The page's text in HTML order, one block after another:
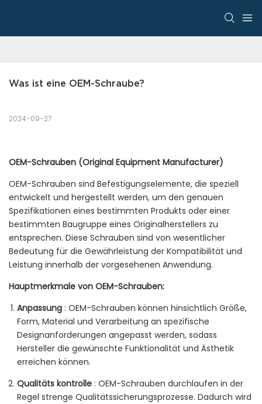
Was ist eine OEM-Schraube?
2024-09-27
OEM-Schrauben (Original Equipment Manufacturer)
OEM-Schrauben sind Befestigungselemente, die speziell
entwickelt und hergestellt werden, um den genauen
Spezifikationen eines bestimmten Produkts oder einer
bestimmten Baugruppe eines Originalherstellers zu
entsprechen. Diese Schrauben sind von wesentlicher
Bedeutung für die Gewährleistung der Kompatibilität und
Leistung innerhalb der vorgesehenen Anwendung.
Hauptmerkmale von OEM-Schrauben:
Anpassung : OEM-Schrauben können hinsichtlich Größe,
Form, Material und Verarbeitung an spezifische
Designanforderungen angepasst werden, sodass
Hersteller die gewünschte Funktionalität und Ästhetik
erreichen können.
Qualitäts kontrolle : OEM-Schrauben durchlaufen in der
Regel strenge Qualitätssicherungsprozesse. Dadurch wird